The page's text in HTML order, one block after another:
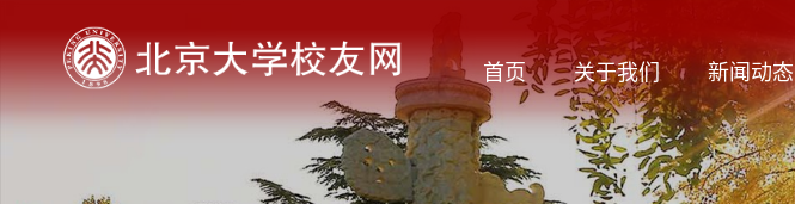
首页 关于我们 新闻动态